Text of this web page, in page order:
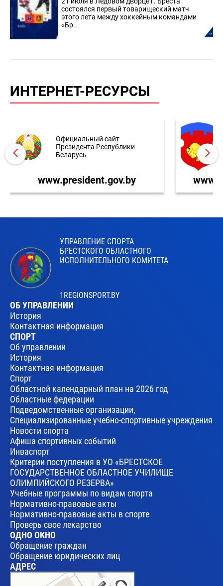
состоялся первый товарищеский матч
этого лета между хоккейным командами
«Бр...
ИНТЕРНЕТ-РЕСУРСЫ
Официальный сайт
Президента Республики
Беларусь
www.president.gov.by
УПРАВЛЕНИЕ СПОРТА
БРЕСТСКОГО ОБЛАСТНОГО
ИСПОЛНИТЕЛЬНОГО КОМИТЕТА
1REGIONSPORT.BY
ОБ УПРАВЛЕНИИ
История
Контактная информация
СПОРТ
Об управлении
История
Контактная информация
Спорт
Областной календарный план на 2026 год
Областные федерации
Подведомственные организации,
Специализированные учебно-спортивные учреждения
Новости спорта
Афиша спортивных событий
Инваспорт
Критерии поступления в УО «БРЕСТСКОЕ
ГОСУДАРСТВЕННОЕ ОБЛАСТНОЕ УЧИЛИЩЕ
ОЛИМПИЙСКОГО РЕЗЕРВА»
Учебные программы по видам спорта
Нормативно-правовые акты
Нормативно-правовые акты в спорте
Проверь свое лекарство
ОДНО ОКНО
Обращение граждан
Обращение юридических лиц
АДРЕС
Брест
Улица Леваневского, 17 — Яндекс Карты